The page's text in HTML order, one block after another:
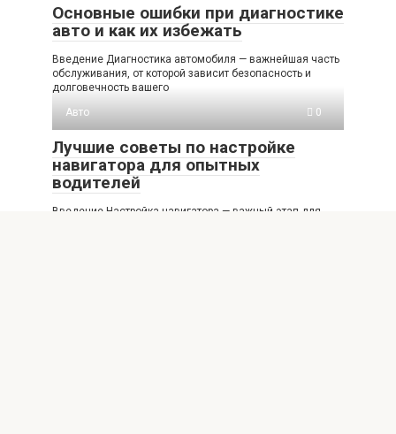
Основные ошибки при диагностике
авто и как их избежать
Введение Диагностика автомобиля — важнейшая часть
обслуживания, от которой зависит безопасность и
долговечность вашего
Авто
0
Лучшие советы по настройке
навигатора для опытных
водителей
Введение Настройка навигатора — важный этап для